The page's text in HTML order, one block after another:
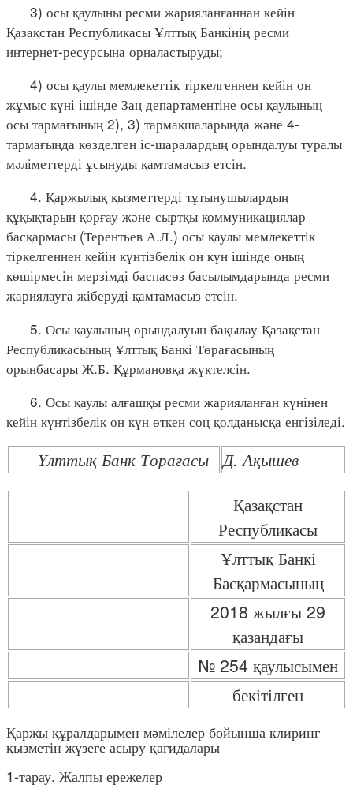
3) осы қаулыны ресми жарияланғаннан кейін
Қазақстан Республикасы Ұлттық Банкінің ресми
интернет-ресурсына орналастыруды;
4) осы қаулы мемлекеттік тіркелгеннен кейін он
жұмыс күні ішінде Заң департаментіне осы қаулының
осы тармағының 2), 3) тармақшаларында және 4-
тармағында көзделген іс-шаралардың орындалуы туралы
мәліметтерді ұсынуды қамтамасыз етсін.
4. Қаржылық қызметтерді тұтынушылардың
құқықтарын қорғау және сыртқы коммуникациялар
басқармасы (Терентьев А.Л.) осы қаулы мемлекеттік
тіркелгеннен кейін күнтізбелік он күн ішінде оның
көшірмесін мерзімді баспасөз басылымдарында ресми
жариялауға жіберуді қамтамасыз етсін.
5. Осы қаулының орындалуын бақылау Қазақстан
Республикасының Ұлттық Банкі Төрағасының
орынбасары Ж.Б. Құрмановқа жүктелсін.
6. Осы қаулы алғашқы ресми жарияланған күнінен
кейін күнтізбелік он күн өткен соң қолданысқа енгізіледі.
Ұлттық Банк Төрағасы Д. Ақышев
Қазақстан
Республикасы
Ұлттық Банкі
Басқармасының
2018 жылғы 29
қазандағы
№ 254 қаулысымен
бекітілген
Қаржы құралдарымен мәмілелер бойынша клиринг
қызметін жүзеге асыру қағидалары
1-тарау. Жалпы ережелер